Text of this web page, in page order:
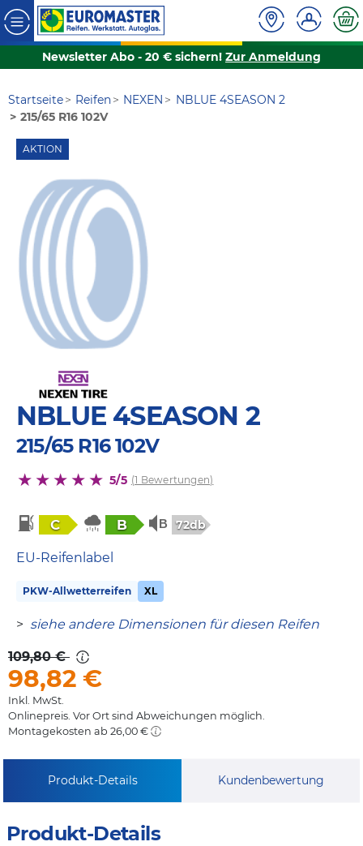
Newsletter Abo - 20 € sichern! Zur Anmeldung
Startseite Reifen NEXEN
NBLUE 4SEASON 2
215/65 R16 102V
AKTION
NBLUE 4SEASON 2
215/65 R16 102V
5/5 (1 Bewertungen)
C B 72db
EU-Reifenlabel
PKW-Allwetterreifen XL
> siehe andere Dimensionen für diesen Reifen
109,80 €
98,82 €
Inkl. MwSt.
Onlinepreis. Vor Ort sind Abweichungen möglich.
Montagekosten ab 26,00 €
Produkt-Details Kundenbewertung
Produkt-Details